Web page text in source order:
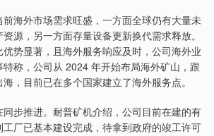
海外市场需求旺盛，一方面全球仍有大量未
源，另一方面存量设备更新换代需求释放。
势显著，且海外服务响应及时，公司海外业
称，公司从 2024 年开始布局海外矿山，跟
，目前已在多个国家建立了海外服务点。
步推进。耐普矿机介绍，公司目前在建的有
厂已基本建设完成，待拿到政府的竣工许可